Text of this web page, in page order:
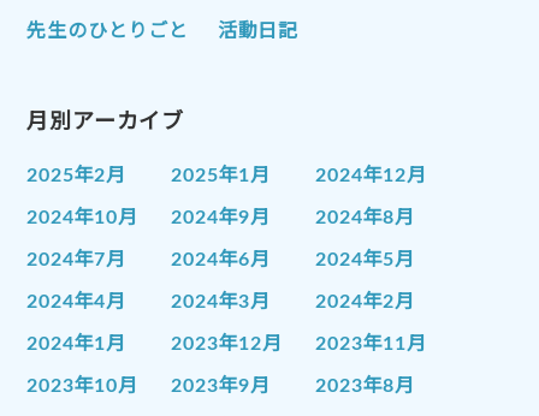
先生のひとりごと 活動日記
月別アーカイブ
2025年2月 2025年1月 2024年12月
2024年10月 2024年9月 2024年8月
2024年7月 2024年6月 2024年5月
2024年4月 2024年3月 2024年2月
2024年1月 2023年12月 2023年11月
2023年10月 2023年9月 2023年8月